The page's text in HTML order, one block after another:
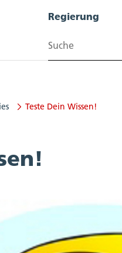
Regierung
Suchen
Teste Dein Wissen!